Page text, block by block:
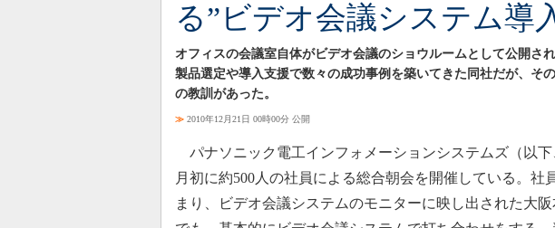
システム運用管理
る”ビデオ会議システム導
オフィスの会議室自体がビデオ会議のショウルームとして公開さ
製品選定や導入支援で数々の成功事例を築いてきた同社だが、そ
の教訓があった。
≫ 2010年12月21日 00時00分 公開
パナソニック電工インフォメーションシステムズ（以下
月初に約500人の社員による総合朝会を開催している。社
まり、ビデオ会議システムのモニターに映し出された大